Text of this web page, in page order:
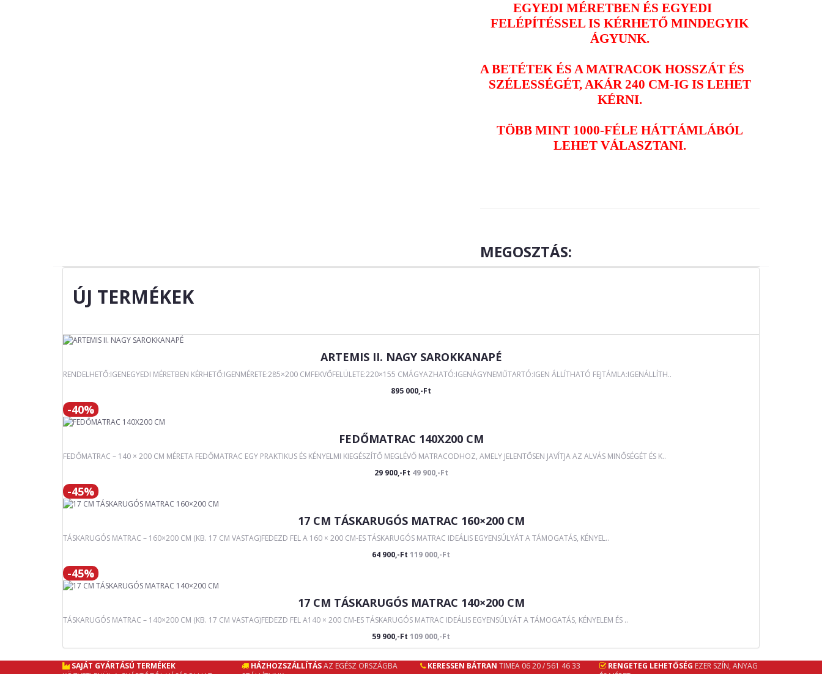
EGYEDI MÉRETBEN ÉS EGYEDI
FELÉPÍTÉSSEL IS KÉRHETŐ MINDEGYIK
ÁGYUNK.
A BETÉTEK ÉS A MATRACOK HOSSZÁT ÉS
SZÉLESSÉGÉT, AKÁR 240 CM-IG IS LEHET
KÉRNI.
TÖBB MINT 1000-FÉLE HÁTTÁMLÁBÓL
LEHET VÁLASZTANI.
MEGOSZTÁS:
ÚJ TERMÉKEK
ARTEMIS II. NAGY SAROKKANAPÉ
RENDELHETŐ:IGENEGYEDI MÉRETBEN KÉRHETŐ:IGENMÉRETE:285×200 CMFEKVŐFELÜLETE:220×155 CMÁGYAZHATÓ:IGENÁGYNEMŰTARTÓ:IGEN ÁLLÍTHATÓ FEJTÁMLA:IGENÁLLÍTH..
895 000,-Ft
-40%
FEDŐMATRAC 140X200 CM
FEDŐMATRAC – 140 × 200 CM MÉRETA FEDŐMATRAC EGY PRAKTIKUS ÉS KÉNYELMI KIEGÉSZÍTŐ MEGLÉVŐ MATRACODHOZ, AMELY JELENTŐSEN JAVÍTJA AZ ALVÁS MINŐSÉGÉT ÉS K..
29 900,-Ft 49 900,-Ft
-45%
17 CM TÁSKARUGÓS MATRAC 160×200 CM
TÁSKARUGÓS MATRAC – 160×200 CM (KB. 17 CM VASTAG)FEDEZD FEL A 160 × 200 CM-ES TÁSKARUGÓS MATRAC IDEÁLIS EGYENSÚLYÁT A TÁMOGATÁS, KÉNYEL..
64 900,-Ft 119 000,-Ft
-45%
17 CM TÁSKARUGÓS MATRAC 140×200 CM
TÁSKARUGÓS MATRAC – 140×200 CM (KB. 17 CM VASTAG)FEDEZD FEL A140 × 200 CM-ES TÁSKARUGÓS MATRAC IDEÁLIS EGYENSÚLYÁT A TÁMOGATÁS, KÉNYELEM ÉS ..
59 900,-Ft 109 000,-Ft
SAJÁT GYÁRTÁSÚ TERMÉKEK
HÁZHOZSZÁLLÍTÁS AZ EGÉSZ ORSZÁGBA
KERESSEN BÁTRAN TIMEA 06 20 / 561 46 33 RENGETEG LEHETŐSÉG EZER SZÍN, ANYAG